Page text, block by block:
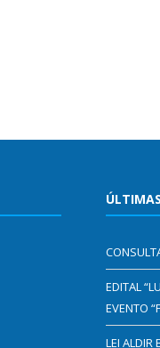
EDITAL
EVENTO
LEI ALDIR